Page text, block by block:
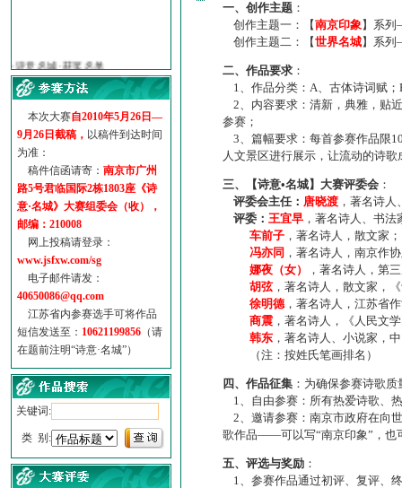
【诗意·名城】地铁展示作...
·诗意名城·地铁时间
·地铁完美呈现【诗意·名城...
参赛作品多达5000多首
“诗意·名城”晒诗会
特别通知--致广大诗词爱好...
本次大赛自2010年5月26日—
9月26日截稿， 以稿件到达时间
为准：
稿件信函请寄： 南京市广州
路5号君临国际2栋1803座《诗
意·名城》大赛组委会（收），
邮编：210008
网上投稿请登录：
www.jsfxw.com/sg
电子邮件请发：
40650086@qq.com
江苏省内参赛选手可将作品
短信发送至： 10621199856 （请
在题前注明“诗意·名城”）
关键词:
类 别:
一、创作主题 ：
创作主题一：【南京印象】系
创作主题二：【世界名城】系
二、作品要求 ：
1、作品分类：A、古体诗词赋；
2、内容要求：清新，典雅，贴
参赛；
3、篇幅要求：每首参赛作品限
人文景区进行展示，让流动的诗
三、【诗意•名城】大赛评委会 ：
评委会主任： 唐晓渡 ，著名诗
评委： 王宜早 ，著名诗人、书
车前子 ，著名诗人，散文家；
冯亦同 ，著名诗人，南京作
娜夜（女）
，著名诗人，第
胡弦，著名诗人，散文家，
徐明德，著名诗人，江苏省
商震 ，著名诗人，《人民文
韩东 ，著名诗人、小说家，
（注：按姓氏笔画排名）
四、作品征集 ：为确保参赛诗歌
1、自由参赛：所有热爱诗歌、
2、邀请参赛：南京市政府在向
歌作品——可以写“南京印象”，也
五、评选与奖励 ：
1、参赛作品通过初评、复评、